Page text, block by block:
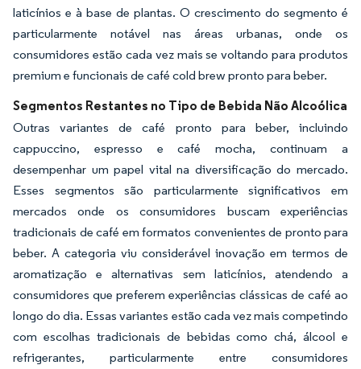
laticínios e à base de plantas. O crescimento do segmento é
particularmente notável nas áreas urbanas, onde os
consumidores estão cada vez mais se voltando para produtos
premium e funcionais de café cold brew pronto para beber.
Segmentos Restantes no Tipo de Bebida Não Alcoólica
Outras variantes de café pronto para beber, incluindo
cappuccino, espresso e café mocha, continuam a
desempenhar um papel vital na diversificação do mercado.
Esses segmentos são particularmente significativos em
mercados onde os consumidores buscam experiências
tradicionais de café em formatos convenientes de pronto para
beber. A categoria viu considerável inovação em termos de
aromatização e alternativas sem laticínios, atendendo a
consumidores que preferem experiências clássicas de café ao
longo do dia. Essas variantes estão cada vez mais competindo
com escolhas tradicionais de bebidas como chá, álcool e
refrigerantes, particularmente entre consumidores